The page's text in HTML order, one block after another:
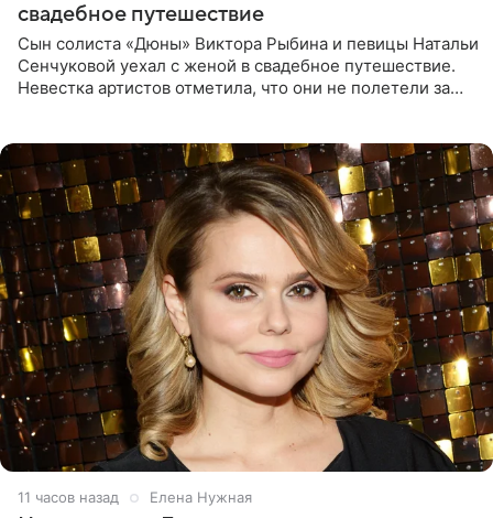
свадебное путешествие
Сын солиста «Дюны» Виктора Рыбина и певицы Натальи
Сенчуковой уехал с женой в свадебное путешествие.
Невестка артистов отметила, что они не полетели за
11 часов назад Елена Нужная